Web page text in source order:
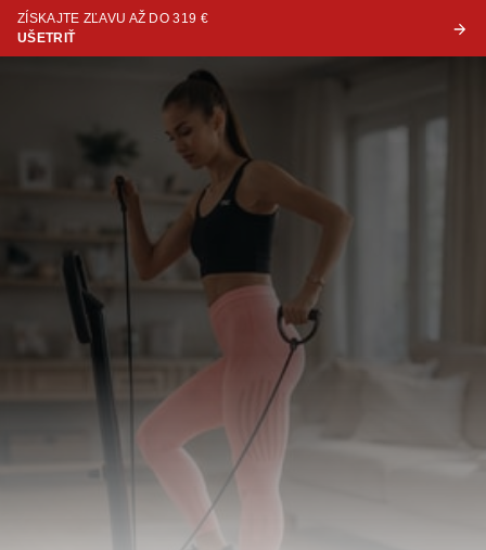
ZÍSKAJTE ZĽAVU AŽ DO 319 €
UŠETRIŤ